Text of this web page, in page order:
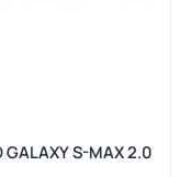
GALAXY S-MAX 2.0